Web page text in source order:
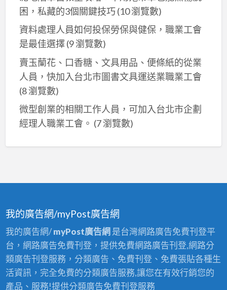
困，私藏的3個關鍵技巧(10 瀏覽數)
資料處理人員如何投保勞保與健保，職業工會
是最佳選擇(9 瀏覽數)
賣玉蘭花、口香糖、文具用品、便條紙的從業
人員，快加入台北市圖書文具運送業職業工會
(8 瀏覽數)
微型創業的相關工作人員，可加入台北市企劃
經理人職業工會。 (7 瀏覽數)
我的廣告網/myPost廣告網
我的廣告網/myPost廣告網 是台灣網路廣告免費刊登平
台，網路廣告免費刊登，提供免費網路廣告刊登,網路分
類廣告刊登服務，分類廣告、免費刊登、免費張貼各種生
活資訊，完全免費的分類廣告服務,讓您在有效行銷您的
產品、服務!提供分類廣告免費刊登服務